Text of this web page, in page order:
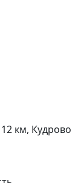
км, Кудрово